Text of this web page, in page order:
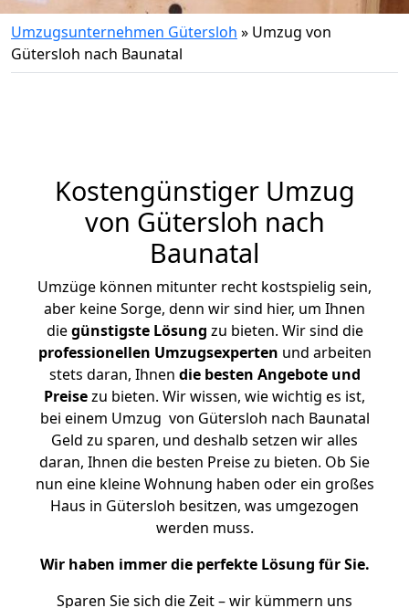
Umzugsunternehmen Gütersloh » Umzug von
Gütersloh nach Baunatal
Kostengünstiger Umzug
von Gütersloh nach
Baunatal
Umzüge können mitunter recht kostspielig sein,
aber keine Sorge, denn wir sind hier, um Ihnen
diegünstigste Lösung zu bieten. Wir sind die
professionellen Umzugsexperten und arbeiten
stets daran, Ihnen die besten Angebote und
Preisezu bieten. Wir wissen, wie wichtig es ist,
bei einem Umzug von Gütersloh nach Baunatal
Geld zu sparen, und deshalb setzen wir alles
daran, Ihnen die besten Preise zu bieten. Ob Sie
nun eine kleine Wohnung haben oder ein großes
Haus in Gütersloh besitzen, was umgezogen
werden muss.
Wir haben immer die perfekte Lösung für Sie.
Sparen Sie sich die Zeit – wir kümmern uns